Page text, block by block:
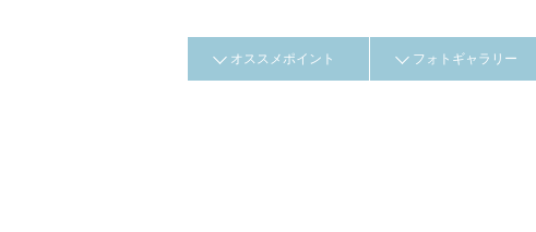
オススメポイント フォトギャラリー